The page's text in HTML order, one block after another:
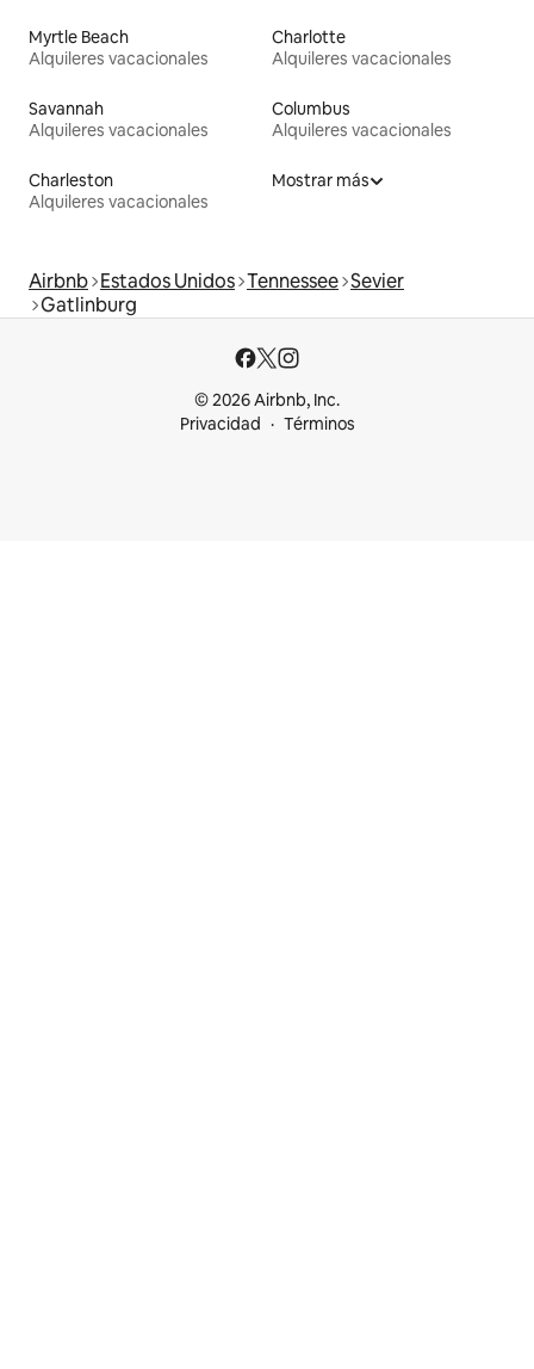
Myrtle Beach
Alquileres vacacionales
Charlotte
Alquileres vacacionales
Savannah
Alquileres vacacionales
Columbus
Alquileres vacacionales
Charleston
Alquileres vacacionales
Mostrar más
Airbnb Estados Unidos Tennessee Sevier
Gatlinburg
© 2026 Airbnb, Inc.
Privacidad
Términos